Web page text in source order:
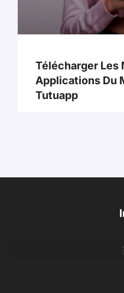
Télécharger Les
Applications Du
Tutuapp